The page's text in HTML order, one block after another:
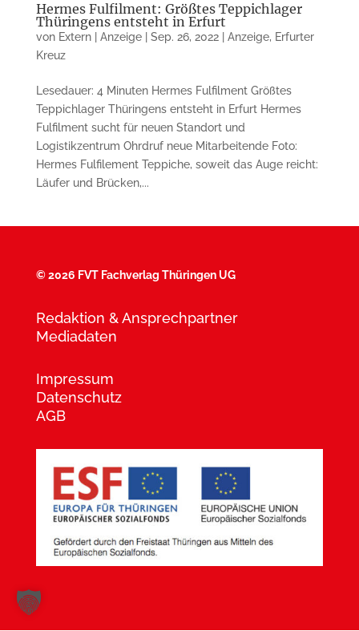
Hermes Fulfilment: Größtes Teppichlager
Thüringens entsteht in Erfurt
von Extern | Anzeige| Sep. 26, 2022| Anzeige, Erfurter
Kreuz
Lesedauer: 4 Minuten Hermes Fulfilment Größtes
Teppichlager Thüringens entsteht in Erfurt Hermes
Fulfilment sucht für neuen Standort und
Logistikzentrum Ohrdruf neue Mitarbeitende Foto:
Hermes Fulfilement Teppiche, soweit das Auge reicht:
Läufer und Brücken,...
©2026 FVT Fachverlag Thüringen UG
Redaktion & Ansprechpartner
Mediadaten
Impressum
Datenschutz
AGB